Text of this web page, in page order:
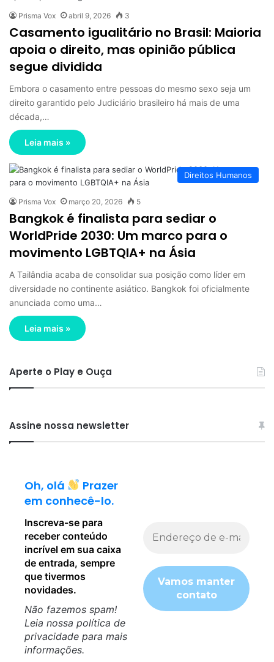
Prisma Vox abril 9, 2026 3
Casamento igualitário no Brasil: Maioria
apoia o direito, mas opinião pública
segue dividida
Embora o casamento entre pessoas do mesmo sexo seja um
direito garantido pelo Judiciário brasileiro há mais de uma
década,…
Leia mais »
Direitos Humanos
Prisma Vox março 20, 2026 5
Bangkok é finalista para sediar o
WorldPride 2030: Um marco para o
movimento LGBTQIA+ na Ásia
A Tailândia acaba de consolidar sua posição como líder em
diversidade no continente asiático. Bangkok foi oficialmente
anunciada como uma…
Leia mais »
Aperte o Play e Ouça
Assine nossa newsletter
Oh, olá
Prazer
em conhecê-lo.
Inscreva-se para
receber conteúdo
incrível em sua caixa
de entrada, sempre
que tivermos
novidades.
Não fazemos spam!
Leia nossa política de
privacidade para mais
informações.